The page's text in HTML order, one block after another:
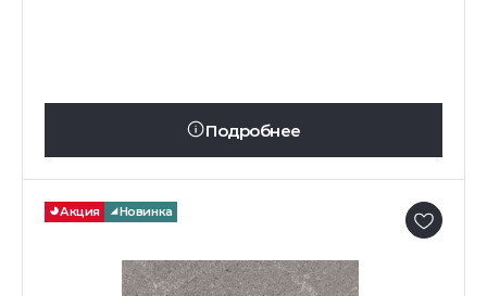
Подробнее
Акция Новинка